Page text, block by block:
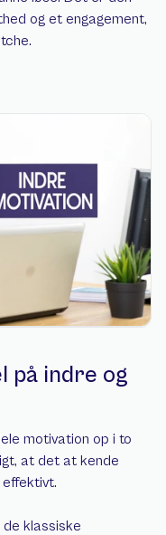
og et engagement,
på indre og
motivation op i to
at det at kende
klassiske